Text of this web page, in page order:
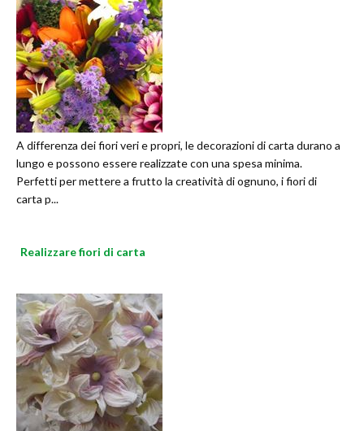
A differenza dei fiori veri e propri, le decorazioni di carta durano a
lungo e possono essere realizzate con una spesa minima.
Perfetti per mettere a frutto la creatività di ognuno, i fiori di
carta p...
Realizzare fiori di carta